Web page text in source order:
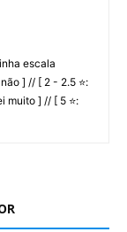
escala
] // [ 2 - 2.5 ⭐:
muito ] // [ 5 ⭐: